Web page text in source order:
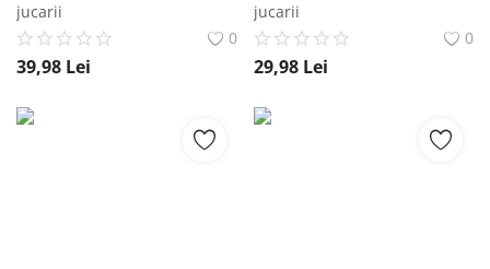
jucarii
0
39,98 Lei
jucarii
0
29,98 Lei